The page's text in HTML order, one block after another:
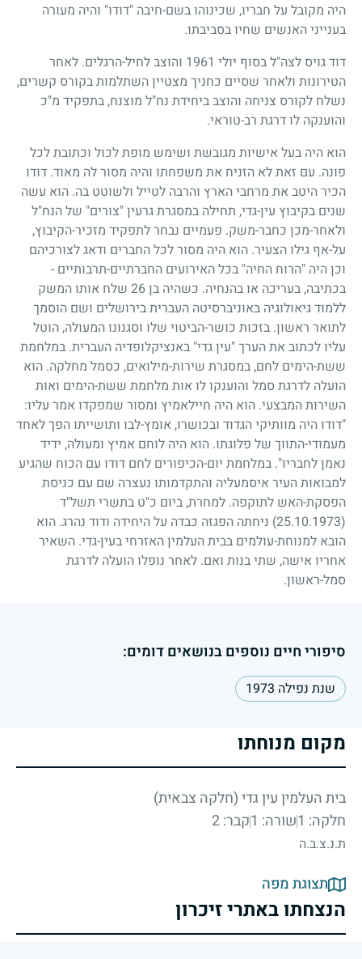
היה מקובל על חבריו, שכינוהו בשם-חיבה "דודו" והיה מעורה
בענייני האנשים שחיו בסביבתו.
דוד גויס לצה"ל בסוף יולי 1961 והוצב לחיל-הרגלים. לאחר
הטירונות ולאחר שסיים כחניך מצטיין השתלמות בקורס קשרים,
נשלח לקורס צניחה והוצב ביחידת נח"ל מוצנח, בתפקיד מ"כ
והוענקה לו דרגת רב-טוראי.
הוא היה בעל אישיות מגובשת ושימש מופת לכול וכתובת לכל
פונה. עם זאת לא הזניח את משפחתו והיה מסור לה מאוד. דודו
הכיר היטב את מרחבי הארץ והרבה לטייל ולשוטט בה. הוא עשה
שנים בקיבוץ עין-גדי, תחילה במסגרת גרעין "צורים" של הנח"ל
ולאחר-מכן כחבר-משק. פעמיים נבחר לתפקיד מזכיר-הקיבוץ,
על-אף גילו הצעיר. הוא היה מסור לכל החברים ודאג לצורכיהם
וכן היה "הרוח החיה" בכל האירועים החברתיים-תרבותיים -
בכתיבה, בעריכה או בהנחיה. כשהיה בן26 שלח אותו המשק
ללמוד גיאולוגיה באוניברסיטה העברית בירושלים ושם הוסמך
לתואר ראשון. בזכות כושר-הביטוי שלו וסגנונו המעולה, הוטל
עליו לכתוב את הערך "עין גדי" באנציקלופדיה העברית. במלחמת
ששת-הימים לחם, במסגרת שירות-מילואים, כסמל מחלקה. הוא
הועלה לדרגת סמל והוענקו לו אות מלחמת ששת-הימים ואות
השירות המבצעי. הוא היה חיילאמיץ ומסור שמפקדו אמר עליו:
"דודו היה מוותיקי הגדוד ובכושרו, אומץ-לבו ותושייתו הפך לאחד
מעמודי-התווך של פלוגתו. הוא היה לוחם אמיץ ומעולה, ידיד
נאמן לחבריו". במלחמת יום-הכיפורים לחם דודו עם הכוח שהגיע
למבואות העיר איסמעליה והתקדמותו נעצרה שם עם כניסת
הפסקת-האש לתוקפה. למחרת, ביום כ"ט בתשרי תשל"ד
(25.10.1973)
ניחתה הפגזה כבדה על היחידה ודוד נהרג. הוא
הובא למנוחת-עולמים בבית העלמין האזרחי בעין-גדי. השאיר
אחריו אישה, שתי בנות ואם. לאחר נופלו הועלה לדרגת
סמל-ראשון.
סיפורי חיים נוספים בנושאים דומים:
שנת נפילה 1973
מקום מנוחתו
בית העלמין עין גדי (חלקה צבאית)
חלקה: 1
שורה: 1 קבר: 2
ת.נ.צ.ב.ה
תצוגת מפה
הנצחתו באתרי זיכרון